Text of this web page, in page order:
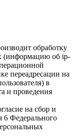
обработку
(информацию об ip-
переадресации на
в
и проведения
на сбор и
6 Федерального